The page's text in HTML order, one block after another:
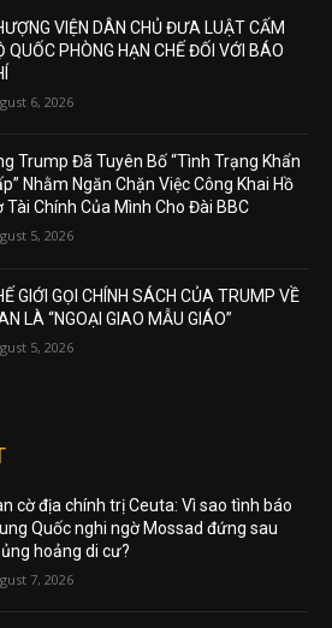
VIỆN DÂN CHỦ ĐƯA LUẬT CẤM
QUỐC PHÒNG HẠN CHẾ ĐỐI VỚI BÁO
6, 2026
Trump Đã Tuyên Bố “Tình Trạng Khẩn
Nhằm Ngăn Chặn Việc Công Khai Hồ
Tài Chính Của Mình Cho Đài BBC
5, 2026
GIỚI GỌI CHÍNH SÁCH CỦA TRUMP VỀ
LÀ “NGOẠI GIAO MẪU GIÁO”
5, 2026
cờ địa chính trị Ceuta: Vì sao tình báo
Quốc nghi ngờ Mossad đứng sau
hoảng di cư?
7, 2026